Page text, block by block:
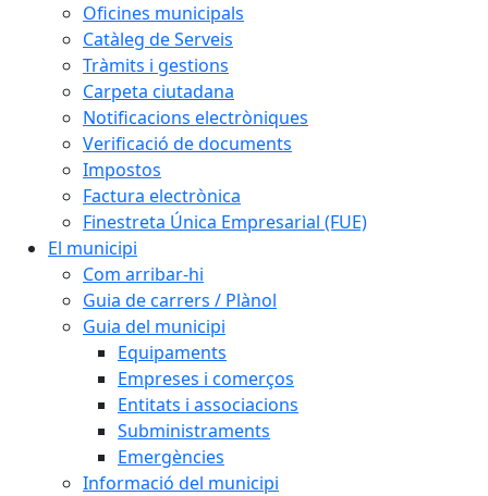
Oficines municipals
Catàleg de Serveis
Tràmits i gestions
Carpeta ciutadana
Notificacions electròniques
Verificació de documents
Impostos
Factura electrònica
Finestreta Única Empresarial (FUE)
El municipi
Com arribar-hi
Guia de carrers / Plànol
Guia del municipi
Equipaments
Empreses i comerços
Entitats i associacions
Subministraments
Emergències
Informació del municipi